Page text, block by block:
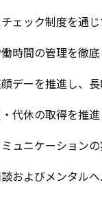
ェック制度を通
時間の管理を徹
デーを推進し、長
代休の取得を推進
ュニケーション
およびメンタル